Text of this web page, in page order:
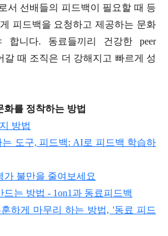
서 선배들의 피드백이 필요할 때 등
피드백을 요청하고 제공하는 문화
합니다. 동료들끼리 건강한 peer
갈 때 조직은 더 강해지고 빠르게 성
화를 정착하는 방법
방법
도구, 피드백: AI로 피드백 학습하
가 불만을 줄여보세요
는 방법 - 1on1과 동료피드백
하게 마무리 하는 방법, '동료 피드